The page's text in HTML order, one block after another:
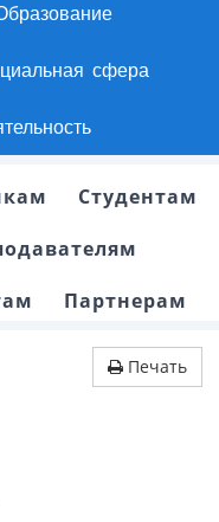
сфера
Студентам
Партнерам
Печать